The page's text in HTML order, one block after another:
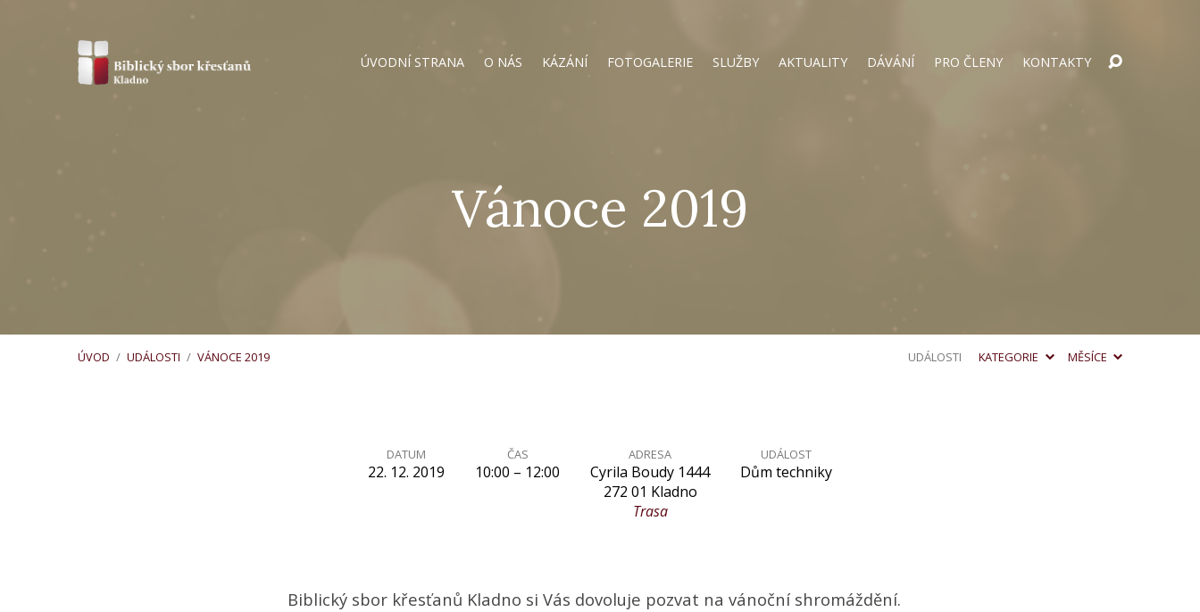
ÚVODNÍ STRANA O NÁS KÁZÁNÍ FOTOGALERIE SLUŽBY AKTUALITY DÁVÁNÍ PRO ČLENY KONTAKTY
Vánoce 2019
ÚVOD / UDÁLOSTI / VÁNOCE 2019 UDÁLOSTI KATEGORIE MĚSÍCE
DATUM
22. 12. 2019
ČAS
10:00 – 12:00
ADRESA
Cyrila Boudy 1444
272 01 Kladno
Trasa
UDÁLOST
Dům techniky
Biblický sbor křesťanů Kladno si Vás dovoluje pozvat na vánoční shromáždění.